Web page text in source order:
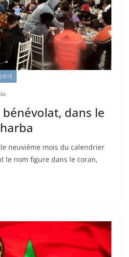
dans le
neuvième mois du calendrier
le nom figure dans le coran,